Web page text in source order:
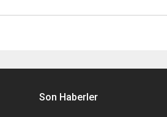
Son Haberler